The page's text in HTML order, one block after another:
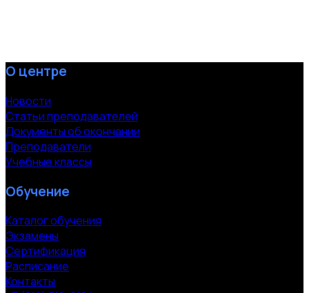
О центре
Новости
Статьи преподавателей
Документы об окончании
Преподаватели
Учебные классы
Обучение
Каталог обучения
Экзамены
Сертификация
Расписание
Контакты